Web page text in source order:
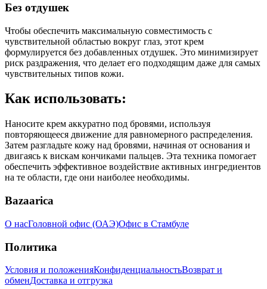
Без отдушек
Чтобы обеспечить максимальную совместимость с
чувствительной областью вокруг глаз, этот крем
формулируется без добавленных отдушек. Это минимизирует
риск раздражения, что делает его подходящим даже для самых
чувствительных типов кожи.
Как использовать:
Наносите крем аккуратно под бровями, используя
повторяющееся движение для равномерного распределения.
Затем разгладьте кожу над бровями, начиная от основания и
двигаясь к вискам кончиками пальцев. Эта техника помогает
обеспечить эффективное воздействие активных ингредиентов
на те области, где они наиболее необходимы.
Bazaarica
О насГоловной офис (ОАЭ)Офис в Стамбуле
Политика
Условия и положенияКонфиденциальностьВозврат и
обменДоставка и отгрузка